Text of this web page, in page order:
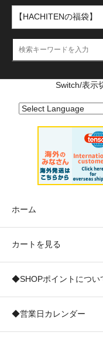
Switch/表示
ホーム
カートを見る
◆SHOPポイントについ
◆営業日カレンダー